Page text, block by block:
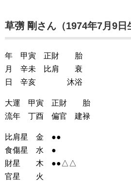
草彅 剛さん（1974年7月9日
年 甲寅 正財 胎
月 辛未 比肩 衰
日 辛亥 沐浴
大運 甲寅 正財 胎
流年 丁酉 偏官 建禄
比肩星 金 ●●
食傷星 水 ●
財星 木 ●●△△
官星 火